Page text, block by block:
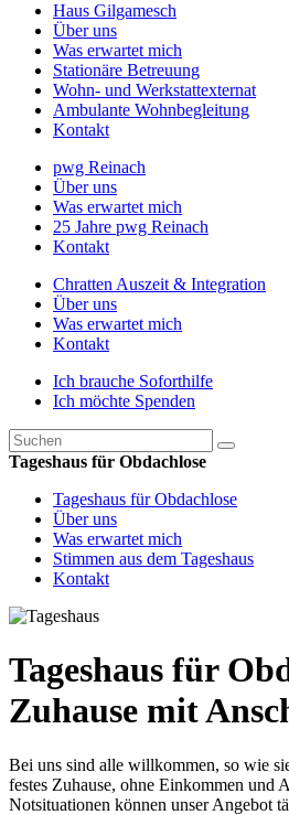
Haus Gilgamesch
Über uns
Was erwartet mich
Stationäre Betreuung
Wohn- und Werkstattexternat
Ambulante Wohnbegleitung
Kontakt
pwg Reinach
Über uns
Was erwartet mich
25 Jahre pwg Reinach
Kontakt
Chratten Auszeit & Integration
Über uns
Was erwartet mich
Kontakt
Ich brauche Soforthilfe
Ich möchte Spenden
Tageshaus für Obdachlose
Tageshaus für Obdachlose
Über uns
Was erwartet mich
Stimmen aus dem Tageshaus
Kontakt
Tageshaus für
Zuhause mit
Bei uns sind alle willkommen, so wie
festes Zuhause, ohne Einkommen und
Notsituationen können unser Angebot